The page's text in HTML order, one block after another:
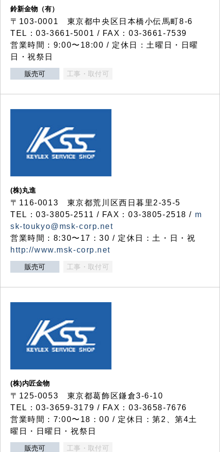
鈴新金物（有）
〒103-0001 東京都中央区日本橋小伝馬町8-6
TEL：03-3661-5001 / FAX：03-3661-7539
営業時間：9:00〜18:00 / 定休日：土曜日・日曜
日・祝祭日
販売可 工事・取付可
(株)丸進
〒116-0013 東京都荒川区西日暮里2-35-5
TEL：03-3805-2511 / FAX：03-3805-2518 / m
sk-toukyo@msk-corp.net
営業時間：8:30〜17：30 / 定休日：土・日・祝
http://www.msk-corp.net
販売可 工事・取付可
(株)内匠金物
〒125-0053 東京都葛飾区鎌倉3-6-10
TEL：03-3659-3179 / FAX：03-3658-7676
営業時間：7:00〜18：00 / 定休日：第2、第4土
曜日・日曜日・祝祭日
販売可 工事・取付可